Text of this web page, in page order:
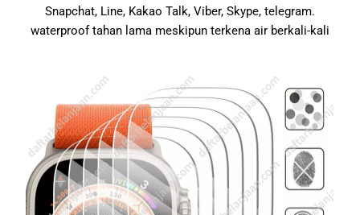
Snapchat, Line, Kakao Talk, Viber, Skype, telegram.
waterproof tahan lama meskipun terkena air berkali-kali